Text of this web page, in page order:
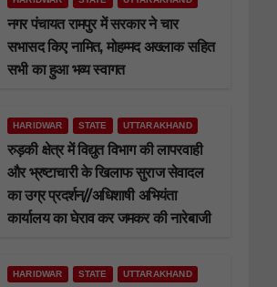
नगर पंचायत रामपुर में सरकार ने चार
सभासद किए नामित, मोहम्मद अख्लाक सहित
सभी का हुआ भव्य स्वागत
HARIDWAR STATE UTTARAKHAND
रुड़की क्षेत्र में विद्युत विभाग की लापरवाही
और भ्रष्टाचारी के खिलाफ सुराज सेवादल
का उग्र प्रदर्शन//अधिशाषी अभियंता
कार्यालय का घेराव कर जमकर की नारेबाजी
HARIDWAR STATE UTTARAKHAND